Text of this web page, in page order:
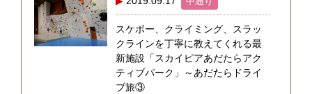
スケボー、クライミング、スラッ
クラインを丁寧に教えてくれる最
新施設「スカイピアあだたらアク
ティブパーク」～あだたらドライ
ブ旅③